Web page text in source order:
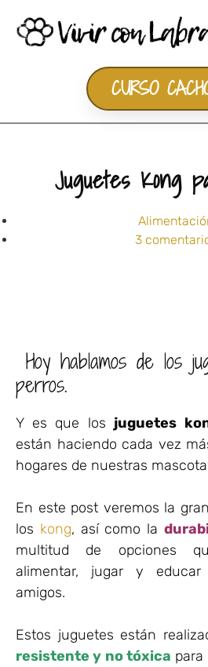
CURSO
Juguetes Kong
3
Hoy hablamos de los
perros.
Y es que los juguetes
están haciendo cada vez
hogares de nuestras
En este post veremos la
los kong, así como la
multitud de opciones
alimentar, jugar y
amigos.
Estos juguetes están
resistente y no tóxica para